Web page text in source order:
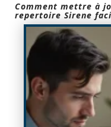
Comment mettre à
repertoire Sirene